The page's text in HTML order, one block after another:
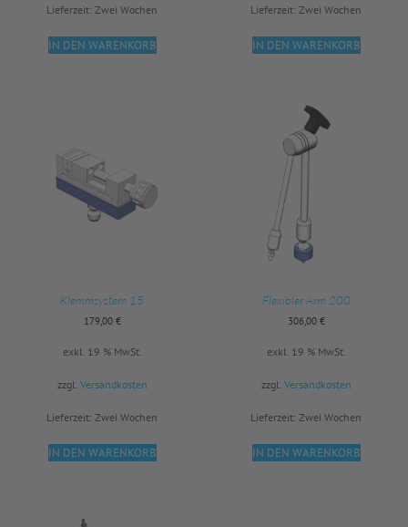
Lieferzeit: Zwei Wochen
IN DEN WARENKORB
Lieferzeit: Zwei Wochen
IN DEN WARENKORB
Klemmsystem 15
179,00 €
exkl. 19 % MwSt.
zzgl. Versandkosten
Lieferzeit: Zwei Wochen
IN DEN WARENKORB
Flexibler Arm 200
306,00 €
exkl. 19 % MwSt.
zzgl. Versandkosten
Lieferzeit: Zwei Wochen
IN DEN WARENKORB